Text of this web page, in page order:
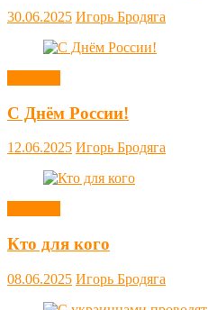
30.06.2025 Игорь Бродяга
С Днём России!
12.06.2025 Игорь Бродяга
Кто для кого
08.06.2025 Игорь Бродяга